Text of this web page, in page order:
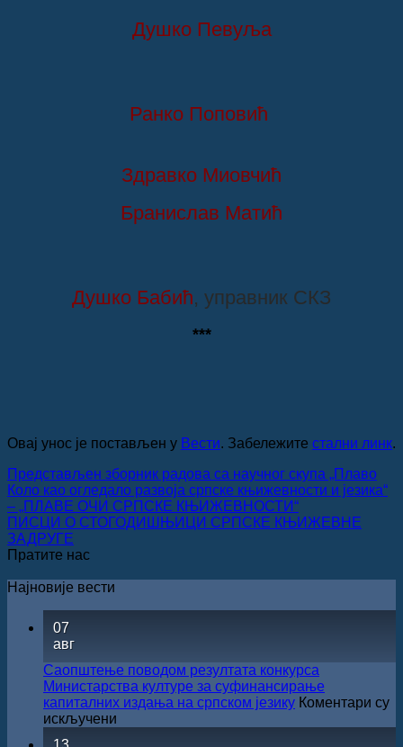
Душко Певуља
Ранко Поповић
Здравко Миовчић
Бранислав Матић
Душко Бабић, управник СКЗ
***
Овај унос је постављен у Вести. Забележите стални линк.
Представљен зборник радова са научног скупа „Плаво
Коло као огледало развоја српске књижевности и језика“
– „ПЛАВЕ ОЧИ СРПСКЕ КЊИЖЕВНОСТИ“
ПИСЦИ О СТОГОДИШЊИЦИ СРПСКЕ КЊИЖЕВНЕ
ЗАДРУГЕ
Пратите нас
Најновије вести
07
авг
Саопштење поводом резултата конкурса
Министарства културе за суфинансирање
капиталних издања на српском језику Коментари су
искључени